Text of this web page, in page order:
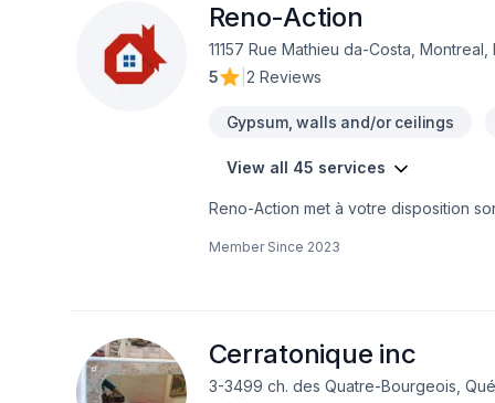
Reno-Action
11157 Rue Mathieu da-Costa, Montreal,
5
2 Reviews
Gypsum, walls and/or ceilings
View all 45 services
Reno-Action met à votre disposition
Lanaudière,Laval,Montréal. Grâce à
Member Since 2023
Cerratonique inc
3-3499 ch. des Quatre-Bourgeois,